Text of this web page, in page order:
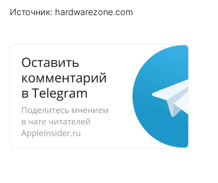
Источник: hardwarezone.com